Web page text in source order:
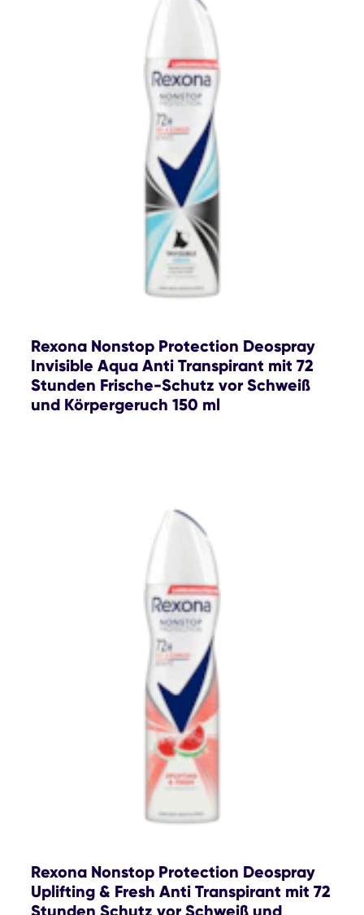
Rexona Nonstop Protection Deospray
Invisible Aqua Anti Transpirant mit 72
Stunden Frische-Schutz vor Schweiß
und Körpergeruch 150 ml
Rexona Nonstop Protection Deospray
Uplifting & Fresh Anti Transpirant mit 72
Stunden Schutz vor Schweiß und